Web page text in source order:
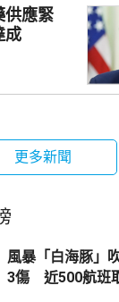
供應緊
成
更多新聞
風暴「白海豚」
3傷 近500航班